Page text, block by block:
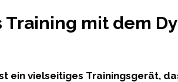
Training mit dem
ein vielseitiges Trainingsgerät,